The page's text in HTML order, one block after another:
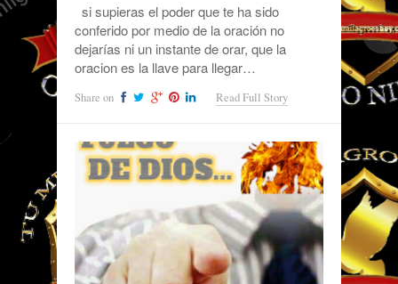
si supieras el poder que te ha sido
conferido por medio de la oración no
dejarías ni un instante de orar, que la
oracion es la llave para llegar…
Share on Read Full Story